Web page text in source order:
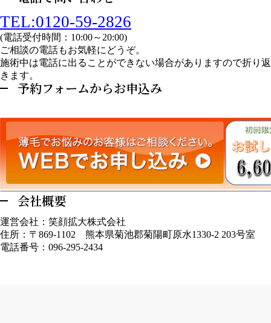
TEL:0120-59-2826
(電話受付時間：10:00～20:00)
ご相談の電話もお気軽にどうぞ。
施術中は電話に出ることができない場合がありますので折り
きます。
予約フォームからお申込み
会社概要
運営会社：笑顔拡大株式会社
住所：〒869-1102 熊本県菊池郡菊陽町原水1330-2 203号室
電話番号：096-295-2434